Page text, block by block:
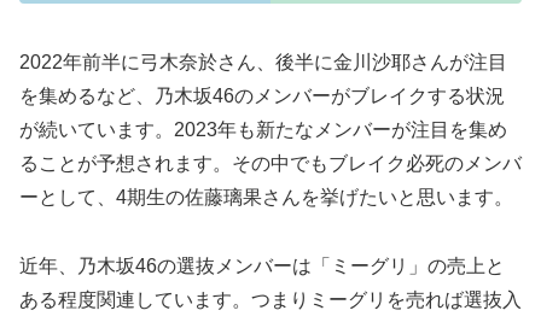
2022年前半に弓木奈於さん、後半に金川沙耶さんが注目
を集めるなど、乃木坂46のメンバーがブレイクする状況
が続いています。2023年も新たなメンバーが注目を集め
ることが予想されます。その中でもブレイク必死のメンバ
ーとして、4期生の佐藤璃果さんを挙げたいと思います。
近年、乃木坂46の選抜メンバーは「ミーグリ」の売上と
ある程度関連しています。つまりミーグリを売れば選抜入